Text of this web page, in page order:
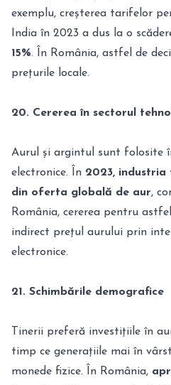
exemplu, creșterea tarifelor
India în 2023 a dus la o
15%. În România, astfel de
prețurile locale.
20. Cererea în sectorul
Aurul și argintul sunt folosite
electronice. În 2023,
din oferta globală de aur,
România, cererea pentru
indirect prețul aurului prin
electronice.
21. Schimbările demografice
Tinerii preferă investițiile în
timp ce generațiile mai în
monede fizice. În România,